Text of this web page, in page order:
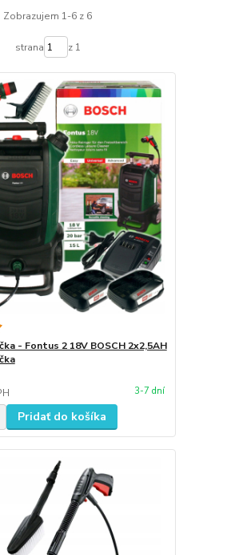
Zobrazujem 1-6 z 6
strana z 1
- Fontus 2 18V BOSCH 2x2,5AH
3-7 dní
Pridať do košíka